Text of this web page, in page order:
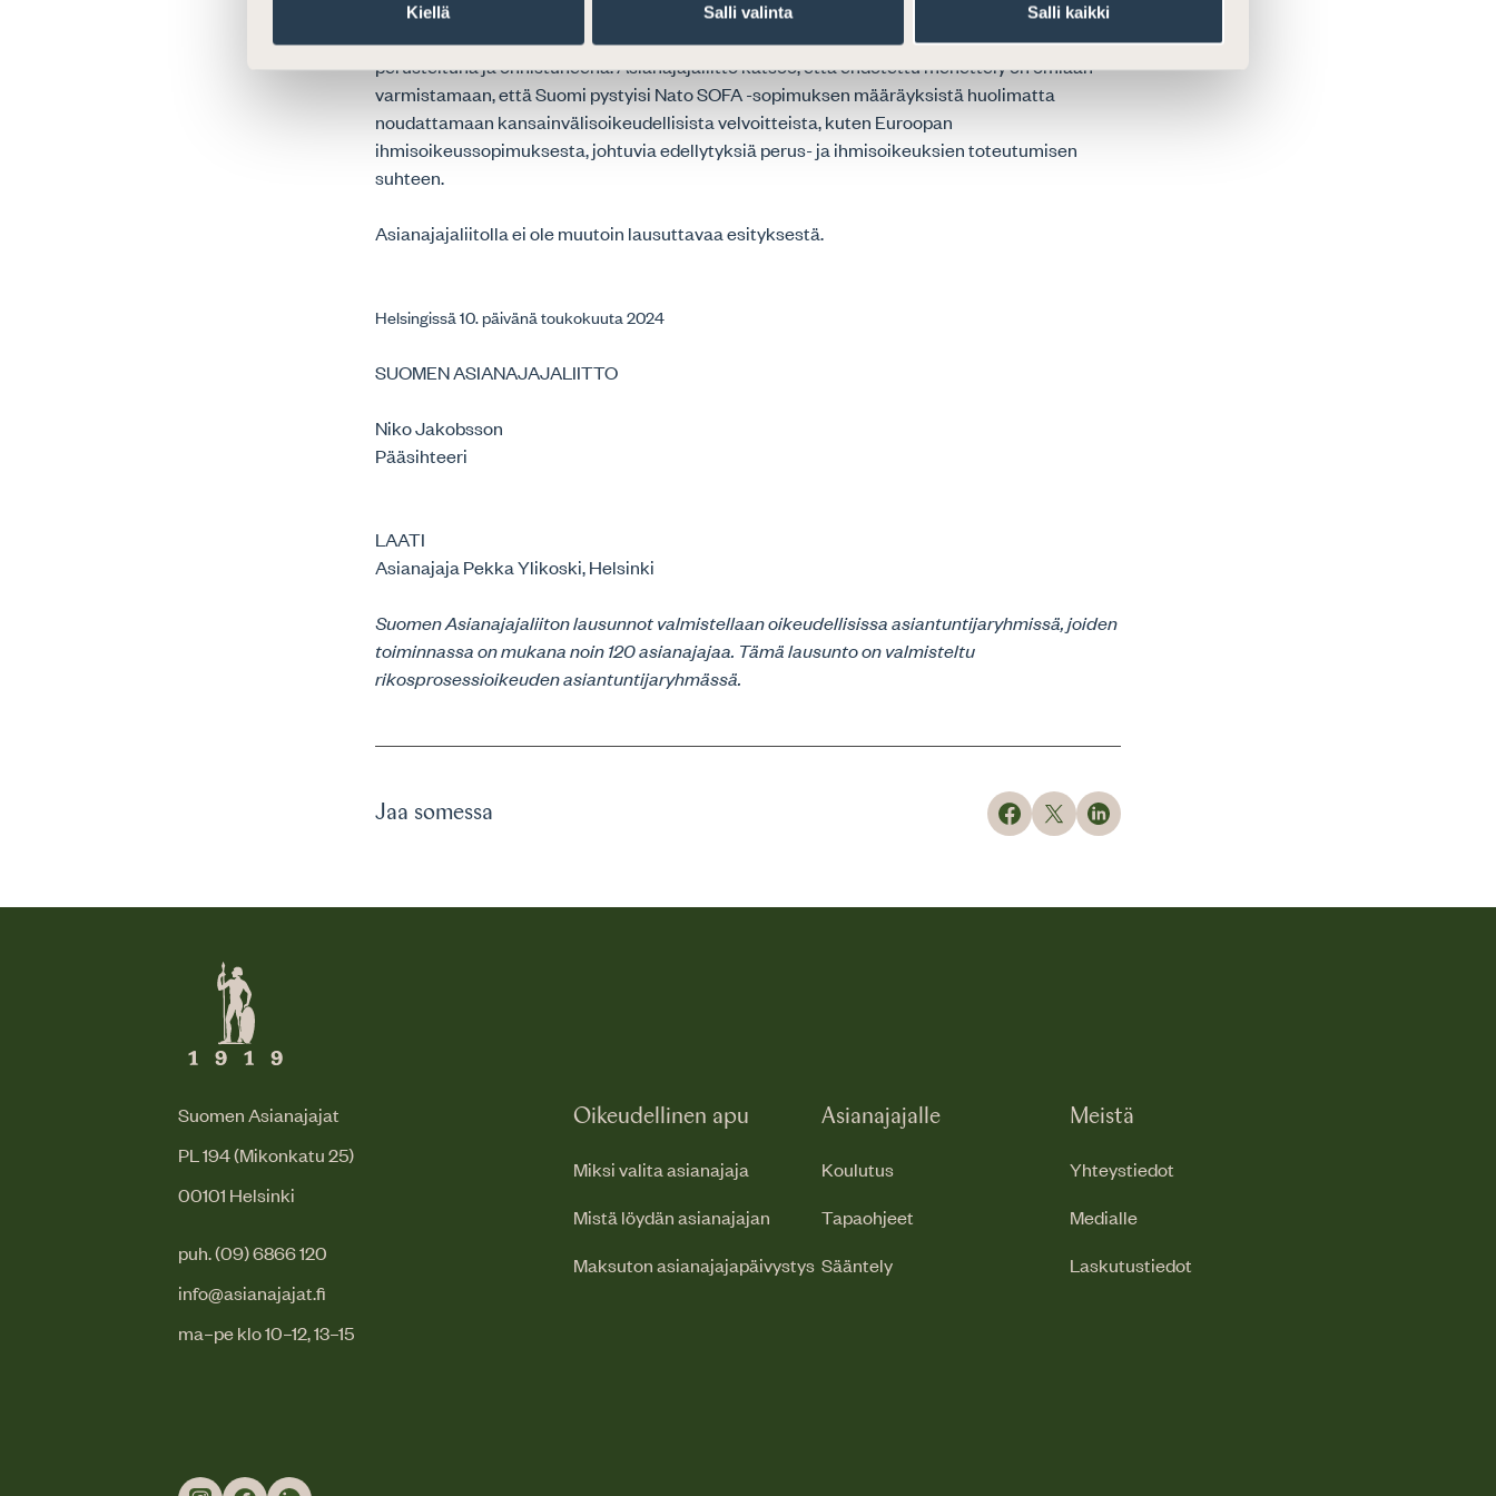
Kiellä Salli valinta Salli kaikki
kuolemanrangaistuksen uhka) Suomen viranomaiset voivat peruuttaa tuomiovallasta
luopumisen antamalla kirjallisen lausuman USA:n joukkojen toimivaltaisille viranomaisille,
perusteltuna ja onnistuneena. Asianajajaliitto katsoo, että ehdotettu menettely on omiaan
varmistamaan, että Suomi pystyisi Nato SOFA -sopimuksen määräyksistä huolimatta
noudattamaan kansainvälisoikeudellisista velvoitteista, kuten Euroopan
ihmisoikeussopimuksesta, johtuvia edellytyksiä perus- ja ihmisoikeuksien toteutumisen
suhteen.
Asianajajaliitolla ei ole muutoin lausuttavaa esityksestä.
Helsingissä 10. päivänä toukokuuta 2024
SUOMEN ASIANAJAJALIITTO
Niko Jakobsson
Pääsihteeri
LAATI
Asianajaja Pekka Ylikoski, Helsinki
Suomen Asianajajaliiton lausunnot valmistellaan oikeudellisissa asiantuntijaryhmissä, joiden
toiminnassa on mukana noin 120 asianajajaa. Tämä lausunto on valmisteltu
rikosprosessioikeuden asiantuntijaryhmässä.
Jaa somessa
Suomen Asianajajat
PL 194 (Mikonkatu 25)
00101 Helsinki
puh. (09) 6866 120
info@asianajajat.fi
ma–pe klo 10–12, 13–15
Oikeudellinen apu
Miksi valita asianajaja
Mistä löydän asianajajan
Maksuton asianajajapäivystys
Asianajajalle
Koulutus
Tapaohjeet
Sääntely
Meistä
Yhteystiedot
Medialle
Laskutustiedot